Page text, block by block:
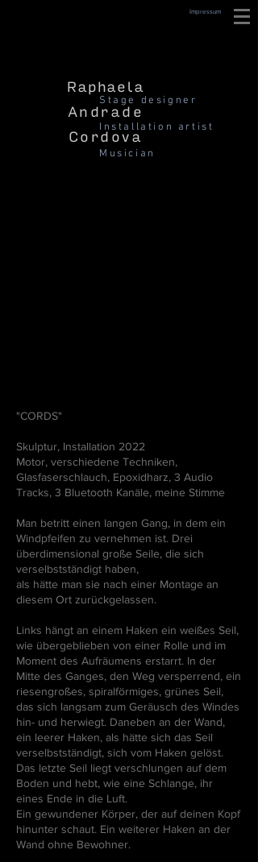
Impressum
Raphaela
Andrade
Cordova
Stage designer
Installation artist
Musician
"CORDS"
Skulptur, Installation 2022
Motor, verschiedene Techniken,
Glasfaserschlauch, Epoxidharz, 3 Audio
Tracks, 3 Bluetooth Kanäle, meine Stimme
Man betritt einen langen Gang, in dem ein
Windpfeifen zu vernehmen ist. Drei
überdimensional große Seile, die sich
verselbstständigt haben,
als hätte man sie nach einer Montage an
diesem Ort zurückgelassen.
Links hängt an einem Haken ein weißes Seil,
wie übergeblieben von einer Rolle und im
Moment des Aufräumens erstarrt. In der
Mitte des Ganges, den Weg versperrend, ein
riesengroßes, spiralförmiges, grünes Seil,
das sich langsam zum Geräusch des Windes
hin- und herwiegt. Daneben an der Wand,
ein leerer Haken, als hätte sich das Seil
verselbstständigt, sich vom Haken gelöst.
Das letzte Seil liegt verschlungen auf dem
Boden und hebt, wie eine Schlange, ihr
eines Ende in die Luft.
Ein gewundener Körper, der auf deinen Kopf
hinunter schaut. Ein weiterer Haken an der
Wand ohne Bewohner.